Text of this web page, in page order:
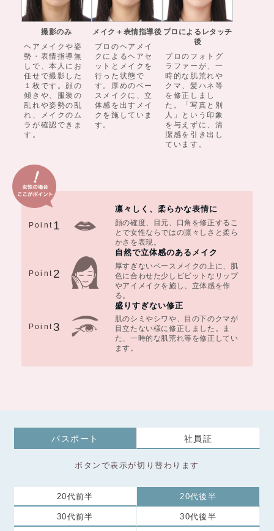
撮影のみ
ヘアメイクや姿
勢・表情指導無
しで、本人にお
任せで撮影した
１枚です。顔の
傾きや、服装の
乱れや姿勢の乱
れ、メイクのム
ラが確認できま
す。
メイク＋表情指導後
プロのヘアメイ
クによるヘアセ
ットとメイクを
行った状態で
す。厚めのベー
スメイクに、立
体感を出すメイ
クを施していま
す。
プロによるレタッチ
後
プロのフォトグ
ラファーが、一
時的な肌荒れや
クマ、髪ハネ等
を修正しまし
た。「写真と別
人」という印象
を与えずに、清
潔感を引き出し
ています。
Point 1
凛々しく、柔らかな表情に
顔の確度、目元、口角を修正するこ
とで女性ならではの凛々しさと柔ら
かさを表現。
Point 2
自然で立体感のあるメイク
厚すぎないベースメイクの上に、肌
色に合わせた少しビビットなリップ
やアイメイクを施し、立体感を作
る。
Point 3
盛りすぎない修正
肌のシミやシワや、目の下のクマが
目立たない様に修正しました。ま
た、一時的な肌荒れ等を修正してい
ます。
パスポート 社員証
ボタンで表示が切り替わります
20代前半 20代後半
30代前半 30代後半